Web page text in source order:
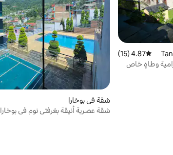
متوسط التقييم 4.87 من 5، 15 مراجعات
4.87 (15)
وطاهٍ خاص
شقة في بوخارا
شقة عصرية أنيقة بغرفتي نوم في بوخارا